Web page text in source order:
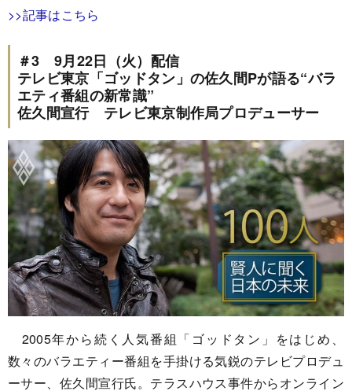
>>記事はこちら
＃3 9月22日（火）配信
テレビ東京「ゴッドタン」の佐久間Pが語る“バラ
エティ番組の新常識”
佐久間宣行 テレビ東京制作局プロデューサー
2005年から続く人気番組「ゴッドタン」をはじめ、
数々のバラエティー番組を手掛ける気鋭のテレビプロデュ
ーサー、佐久間宣行氏。テラスハウス事件からオンライン